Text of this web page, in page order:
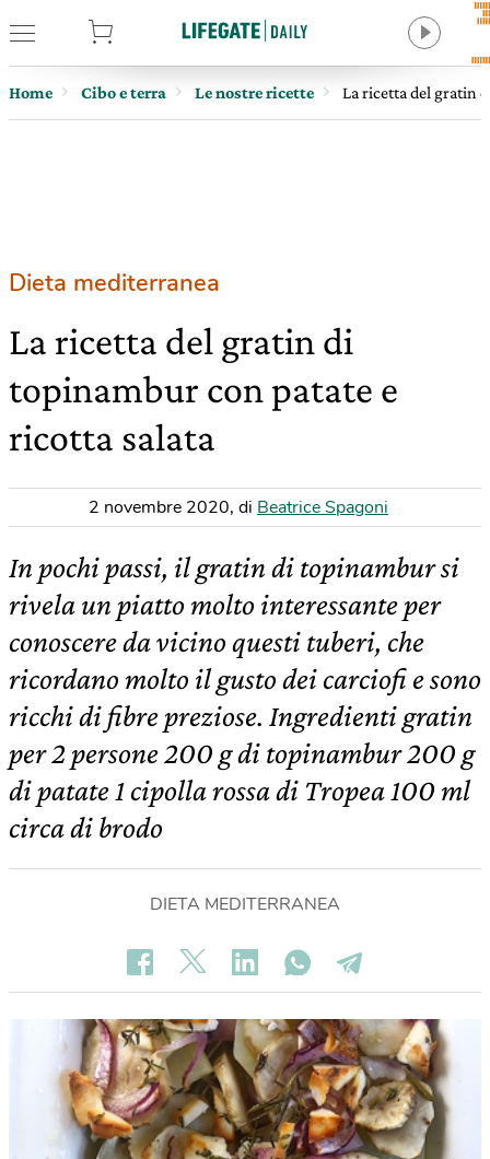
Home Cibo e terra Le nostre ricette La ricetta del gratin
Dieta mediterranea
La ricetta del gratin di
topinambur con patate e
ricotta salata
2 novembre 2020, di Beatrice Spagoni
In pochi passi, il gratin di topinambur si
rivela un piatto molto interessante per
conoscere da vicino questi tuberi, che
ricordano molto il gusto dei carciofi e sono
ricchi di fibre preziose. Ingredienti gratin
per 2 persone 200 g di topinambur 200 g
di patate 1 cipolla rossa di Tropea 100 ml
circa di brodo
DIETA MEDITERRANEA